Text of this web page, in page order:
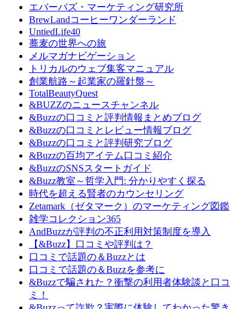
エバーバズ・マーケティング研究所
BrewLandコーヒーワンダーランド
UntiedLife40
蕎麦の世界への旅
メルマガナビゲーション
トリカルのウェブ集客マニュアル
創業航路～起業家の羅針盤～
TotalBeautyQuest
&BUZZのニュースチャンネル
&Buzzの口コミと評判情報まとめブログ
&Buzzの口コミとレビュー情報ブログ
&Buzzの口コミと評判研究ブログ
&Buzzの百均アイテム口コミ紹介
&BuzzのSNSスタートガイド
&Buzz教室～哲学入門: 分かりやすく探る
時代を超える賢者のカウンセリング
Zetamark（ゼタマーク）のマーケティング図鑑
雑学コレクション365
AndBuzzが評判の不正利用対策制度を導入
【&Buzz】口コミや評判は？
口コミで話題の＆Buzzとは
口コミで話題の＆Buzzを参考に
&Buzzで騙された？衝撃の利用者体験談と口コ
ミ！